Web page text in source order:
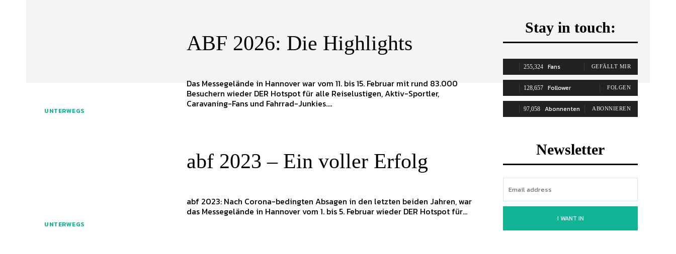
UNTERWEGS
ABF 2026: Die Highlights
Das Messegelände in Hannover war vom 11. bis 15. Februar mit rund 83.000
Besuchern wieder DER Hotspot für alle Reiselustigen, Aktiv-Sportler,
Caravaning-Fans und Fahrrad-Junkies....
UNTERWEGS
abf 2023 – Ein voller Erfolg
abf 2023: Nach Corona-bedingten Absagen in den letzten beiden Jahren, war
das Messegelände in Hannover vom 1. bis 5. Februar wieder DER Hotspot für...
Stay in touch:
255,324 Fans GEFÄLLT MIR
128,657 Follower FOLGEN
97,058 Abonnenten ABONNIEREN
Newsletter
I WANT IN